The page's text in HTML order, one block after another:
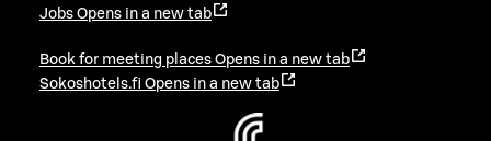
Jobs Opens in a new tab
Book for meeting places Opens in a new tab
Sokoshotels.fi Opens in a new tab